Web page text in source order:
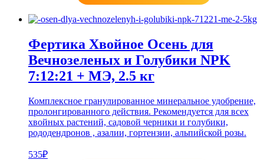
Фертика Хвойное Осень для
Вечнозеленых и Голубики NPK
7:12:21 + МЭ, 2.5 кг
Комплексное гранулированное минеральное удобрение,
пролонгированного действия. Рекомендуется для всех
хвойных растений, садовой черники и голубики,
рододендронов , азалии, гортензии, альпийской розы.
535₽